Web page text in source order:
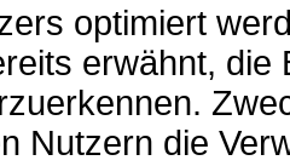
optimiert
erwähnt, die
Nutzern die